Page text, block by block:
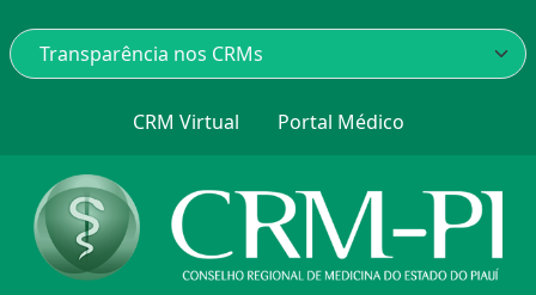
CRM Virtual Portal Médico